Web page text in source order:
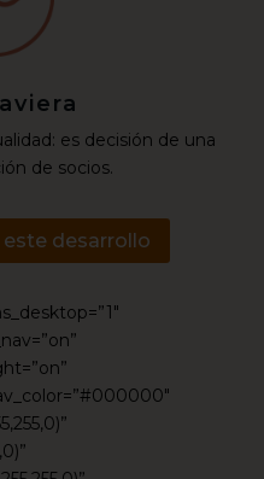
es decisión de una
de socios.
desarrollo